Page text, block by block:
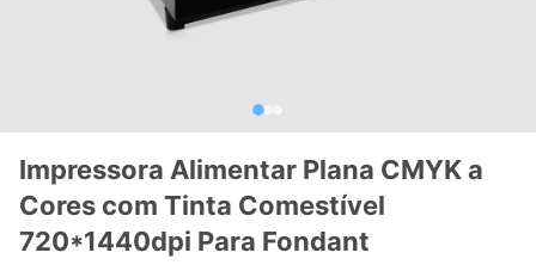
Impressora Alimentar Plana CMYK a
Cores com Tinta Comestível
720*1440dpi Para Fondant